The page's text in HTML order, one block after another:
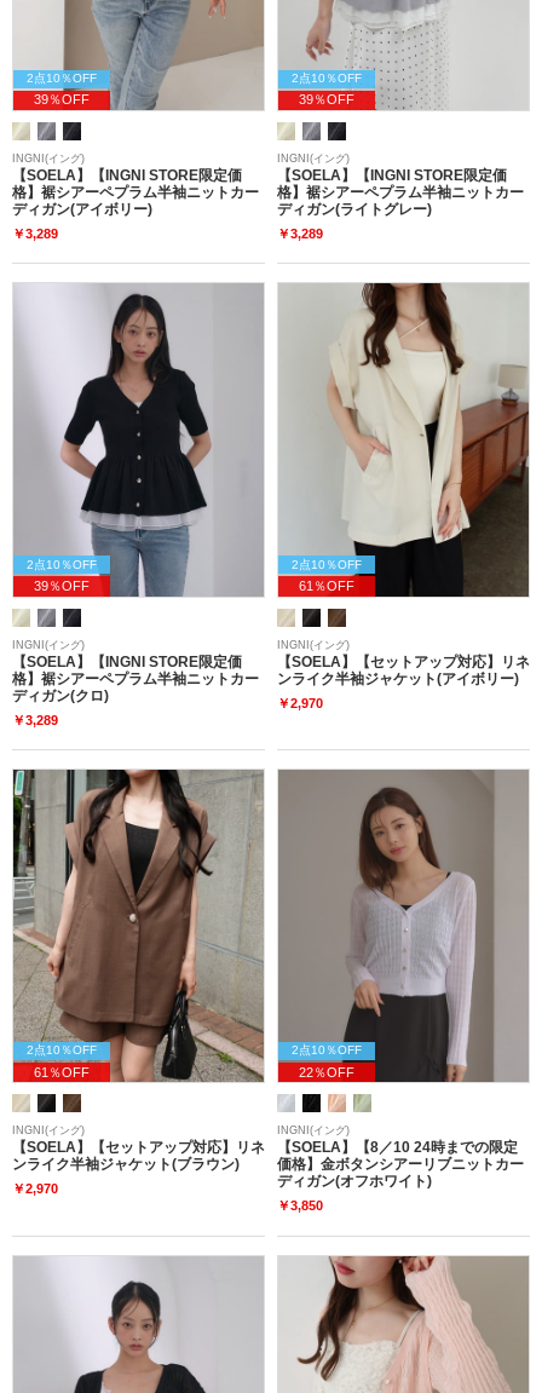
2点10％OFF
39％OFF
INGNI(イング)
【SOELA】【INGNI STORE限定価
格】裾シアーペプラム半袖ニットカー
ディガン(アイボリー)
￥3,289
2点10％OFF
39％OFF
INGNI(イング)
【SOELA】【INGNI STORE限定価
格】裾シアーペプラム半袖ニットカー
ディガン(ライトグレー)
￥3,289
2点10％OFF
39％OFF
INGNI(イング)
【SOELA】【INGNI STORE限定価
格】裾シアーペプラム半袖ニットカー
ディガン(クロ)
￥3,289
2点10％OFF
61％OFF
INGNI(イング)
【SOELA】【セットアップ対応】リネ
ンライク半袖ジャケット(アイボリー)
￥2,970
2点10％OFF
61％OFF
INGNI(イング)
【SOELA】【セットアップ対応】リネ
ンライク半袖ジャケット(ブラウン)
￥2,970
2点10％OFF
22％OFF
INGNI(イング)
【SOELA】【8／10 24時までの限定
価格】金ボタンシアーリブニットカー
ディガン(オフホワイト)
￥3,850